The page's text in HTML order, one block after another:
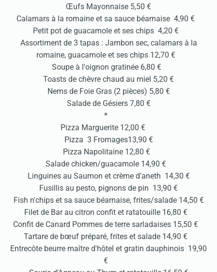
Œufs Mayonnaise 5,50 €
Calamars à la romaine et sa sauce béarnaise 4,90 €
Petit pot de guacamole et ses chips 4,20 €
Assortiment de 3 tapas : Jambon sec, calamars à la
romaine, guacamole et ses chips 12,70 €
Soupe à l'oignon gratinée 6,80 €
Toasts de chèvre chaud au miel 5,20 €
Nems de Foie Gras (2 pièces) 5,80 €
Salade de Gésiers 7,80 €
*
Pizza Marguerite 12,00 €
Pizza 3 Fromages13,90 €
Pizza Napolitaine 12,80 €
Salade chicken/guacamole 14,90 €
Linguines au Saumon et crème d'aneth 14,30 €
Fusillis au pesto, pignons de pin 13,90 €
Fish n'chips et sa sauce béarnaise, frites/salade 14,50 €
Filet de Bar au citron confit et ratatouille 16,80 €
Confit de Canard Pommes de terre sarladaises 15,50 €
Tartare de bœuf préparé, frites et salade 14,90 €
Entrecôte beurre maître d'hôtel et gratin dauphinois 19,90
€